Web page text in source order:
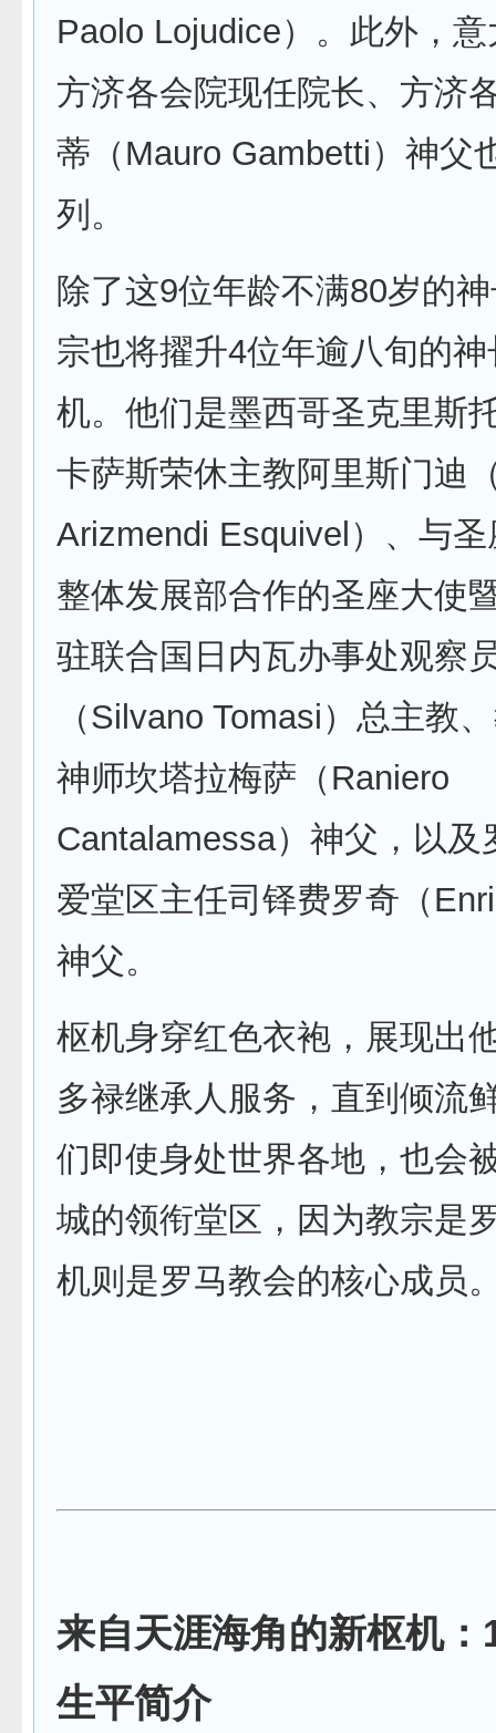
Paolo Lojudice）。此外，
方济各会院现任院长、方济
蒂（Mauro Gambetti）神父
列。
除了这9位年龄不满80岁的
宗也将擢升4位年逾八旬的
机。他们是墨西哥圣克里斯
卡萨斯荣休主教阿里斯门迪
Arizmendi Esquivel）、与
整体发展部合作的圣座大使
驻联合国日内瓦办事处观察
（Silvano Tomasi）总主教
神师坎塔拉梅萨（Raniero
Cantalamessa）神父，以及
爱堂区主任司铎费罗奇（
神父。
枢机身穿红色衣袍，展现出
多禄继承人服务，直到倾流
们即使身处世界各地，也会
城的领衔堂区，因为教宗是
机则是罗马教会的核心成员
来自天涯海角的新枢机：
生平简介